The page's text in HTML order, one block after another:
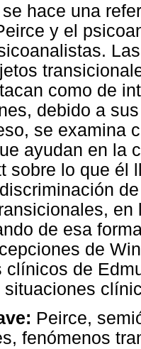
hace una
y el
como de
debido a
se examina
ayudan en la
sobre lo que él
de esa
de
clínicos de
situaciones
Peirce,
fenómenos